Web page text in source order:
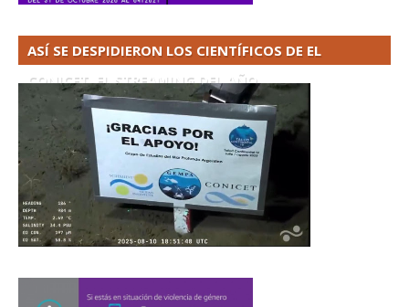
ASÍ SE DESPIDIERON LOS CIENTÍFICOS DE EL
CONICET. EL STREAMING DEL AÑO